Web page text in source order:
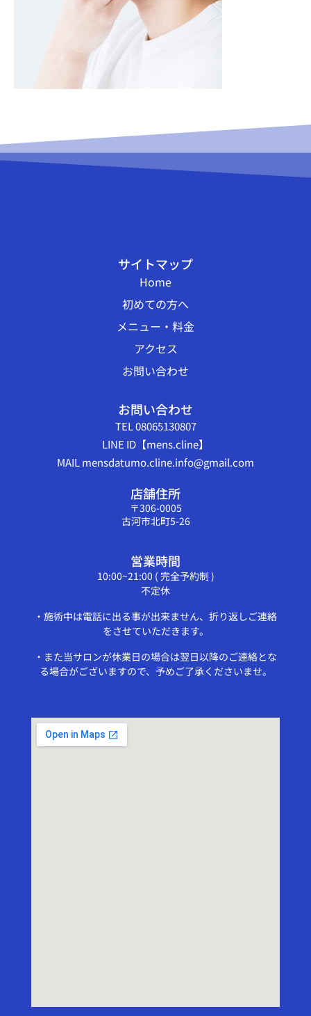
サイトマップ
Home
初めての方へ
メニュー・料金
アクセス
お問い合わせ
お問い合わせ
TEL 08065130807
LINE ID【mens.cline】
MAIL mensdatumo.cline.info@gmail.com
店舗住所
〒306-0005
古河市北町5-26
営業時間
10:00~21:00 ( 完全予約制 )
不定休
・施術中は電話に出る事が出来ません、折り返しご連絡
をさせていただきます。
・また当サロンが休業日の場合は翌日以降のご連絡とな
る場合がございますので、予めご了承くださいませ。